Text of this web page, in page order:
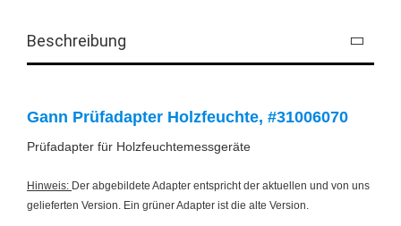
Beschreibung
Gann Prüfadapter Holzfeuchte, #31006070
Prüfadapter für Holzfeuchtemessgeräte
Hinweis: Der abgebildete Adapter entspricht der aktuellen und von uns
gelieferten Version. Ein grüner Adapter ist die alte Version.